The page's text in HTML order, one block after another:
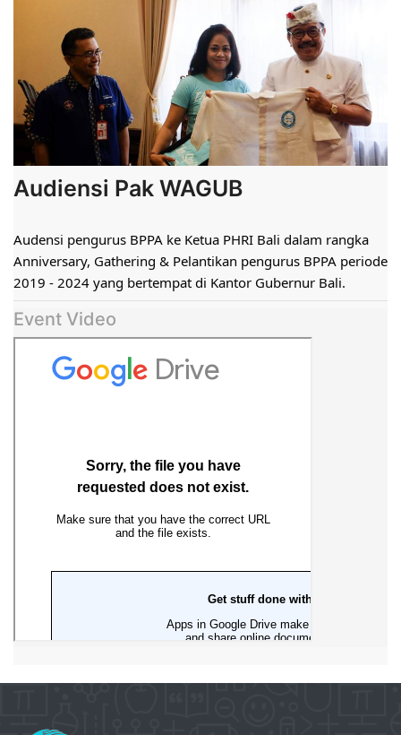
Audiensi Pak WAGUB
Audensi pengurus BPPA ke Ketua PHRI Bali dalam rangka
Anniversary, Gathering & Pelantikan pengurus BPPA periode
2019 - 2024 yang bertempat di Kantor Gubernur Bali.
Event Video